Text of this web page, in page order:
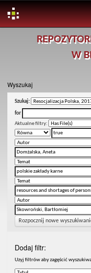
W
Wyszukaj
Szukaj:
for
Aktualne filtry:
Rozpocznij nowe
Dodaj filtr:
Uzyj filtrów aby zagęścić